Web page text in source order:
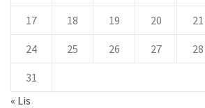
17 18 19 20 21
24 25 26 27 28
31
« Lis